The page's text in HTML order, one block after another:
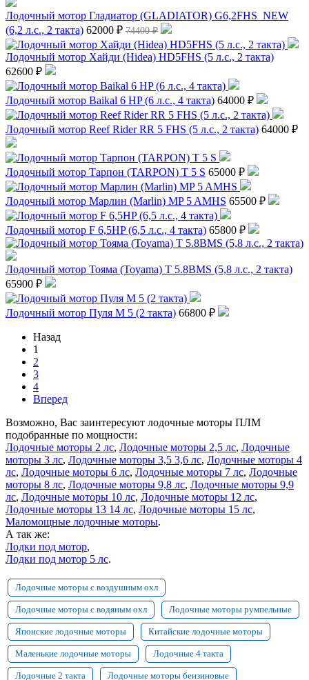
Лодочный мотор Гладиатор (GLADIATOR) G6,2FHS_NEW
(6,2 л.с., 2 такта) 62000 ₽ 74400 ₽
Лодочный мотор Хайди (Hidea) HD5FHS (5 л.с., 2 такта)
62600 ₽
Лодочный мотор Baikal 6 HP (6 л.с., 4 такта) 64000 ₽
Лодочный мотор Reef Rider RR 5 FHS (5 л.с., 2 такта) 64000 ₽
Лодочный мотор Тарпон (TARPON) T 5 S 65000 ₽
Лодочный мотор Марлин (Marlin) MP 5 AMHS 65500 ₽
Лодочный мотор F 6,5HP (6,5 л.с., 4 такта) 65800 ₽
Лодочный мотор Тояма (Toyama) T 5.8BMS (5,8 л.с., 2 такта)
65900 ₽
Лодочный мотор Пуля М 5 (2 такта) 66800 ₽
Назад
1
2
3
4
Вперед
Возможно, Вас заинтересуют лодочные моторы ПЛМ
подобранные по мощности:
Лодочные моторы 2 лс, Лодочные моторы 2,5 лс, Лодочные
моторы 3 лс, Лодочные моторы 3,5 3,6 лс, Лодочные моторы 4
лс, Лодочные моторы 6 лс, Лодочные моторы 7 лс, Лодочные
моторы 8 лс, Лодочные моторы 9,8 лс, Лодочные моторы 9,9
лс, Лодочные моторы 10 лс, Лодочные моторы 12 лс,
Лодочные моторы 13 14 лс, Лодочные моторы 15 лс,
Маломощные лодочные моторы.
А так же:
Лодки под мотор,
Лодки под мотор 5 лс.
Лодочные моторы с воздушным охл
Лодочные моторы с водяным охл Лодочные моторы румпельные
Японские лодочные моторы Китайские лодочные моторы
Маленькие лодочные моторы Лодочные 4 такта
Лодочные 2 такта Лодочные моторы бензиновые